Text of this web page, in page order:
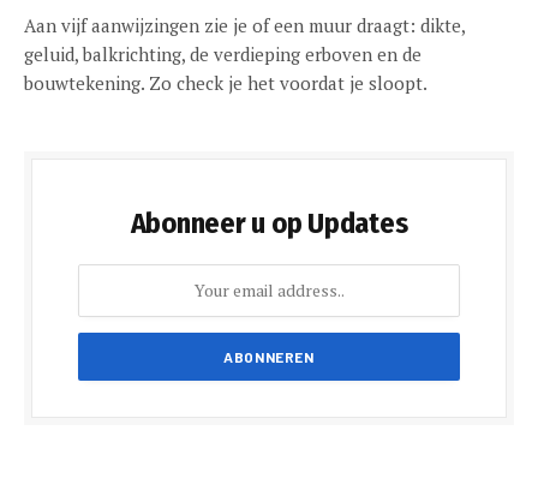
Aan vijf aanwijzingen zie je of een muur draagt: dikte,
geluid, balkrichting, de verdieping erboven en de
bouwtekening. Zo check je het voordat je sloopt.
Abonneer u op Updates